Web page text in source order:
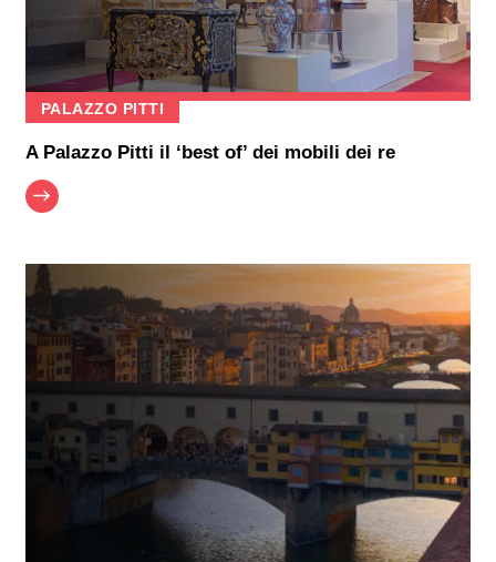
PALAZZO PITTI
A Palazzo Pitti il ‘best of’ dei mobili dei re